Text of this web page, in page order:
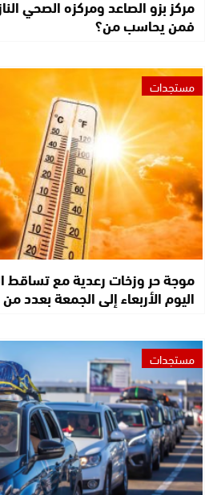
مركز بزو الصاعد ومركزه الصحي
فمن يحاسب من؟
مستجدات
موجة حر وزخات رعدية مع تساقط
اليوم الأربعاء إلى الجمعة بعدد
مستجدات